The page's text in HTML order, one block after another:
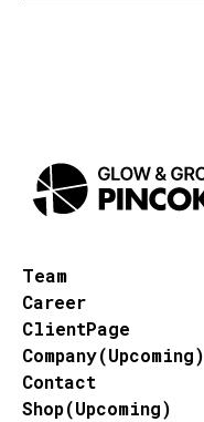
Team
Career
ClientPage
Company(Upcoming)
Contact
Shop(Upcoming)